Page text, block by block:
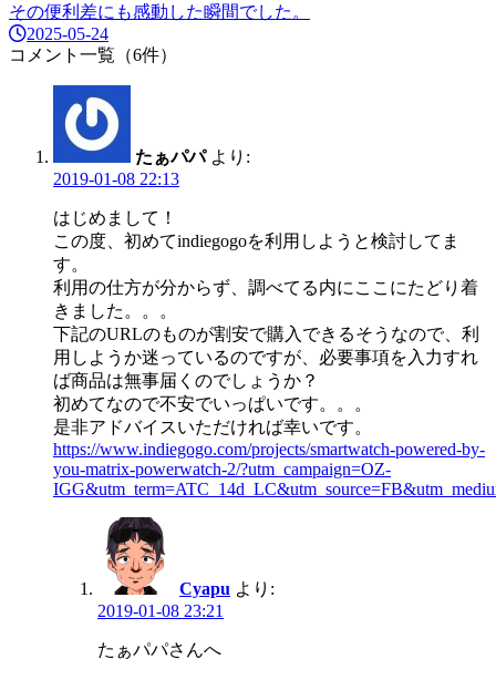
その便利差にも感動した瞬間でした。
2025-05-24
コメント一覧（6件）
たぁパパ より:
2019-01-08 22:13
はじめまして！
この度、初めてindiegogoを利用しようと検討してま
す。
利用の仕方が分からず、調べてる内にここにたどり着
きました。。。
下記のURLのものが割安で購入できるそうなので、利
用しようか迷っているのですが、必要事項を入力すれ
ば商品は無事届くのでしょうか？
初めてなので不安でいっぱいです。。。
是非アドバイスいただければ幸いです。
https://www.indiegogo.com/projects/smartwatch-powered-by-
you-matrix-powerwatch-2/?utm_campaign=OZ-
Cyapu より:
2019-01-08 23:21
たぁパパさんへ